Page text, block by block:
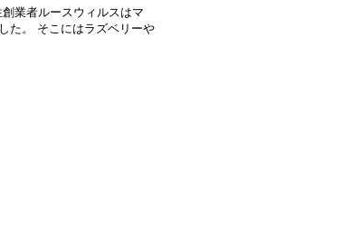
業者ルースウィルスはマ
た。 そこにはラズベリーや